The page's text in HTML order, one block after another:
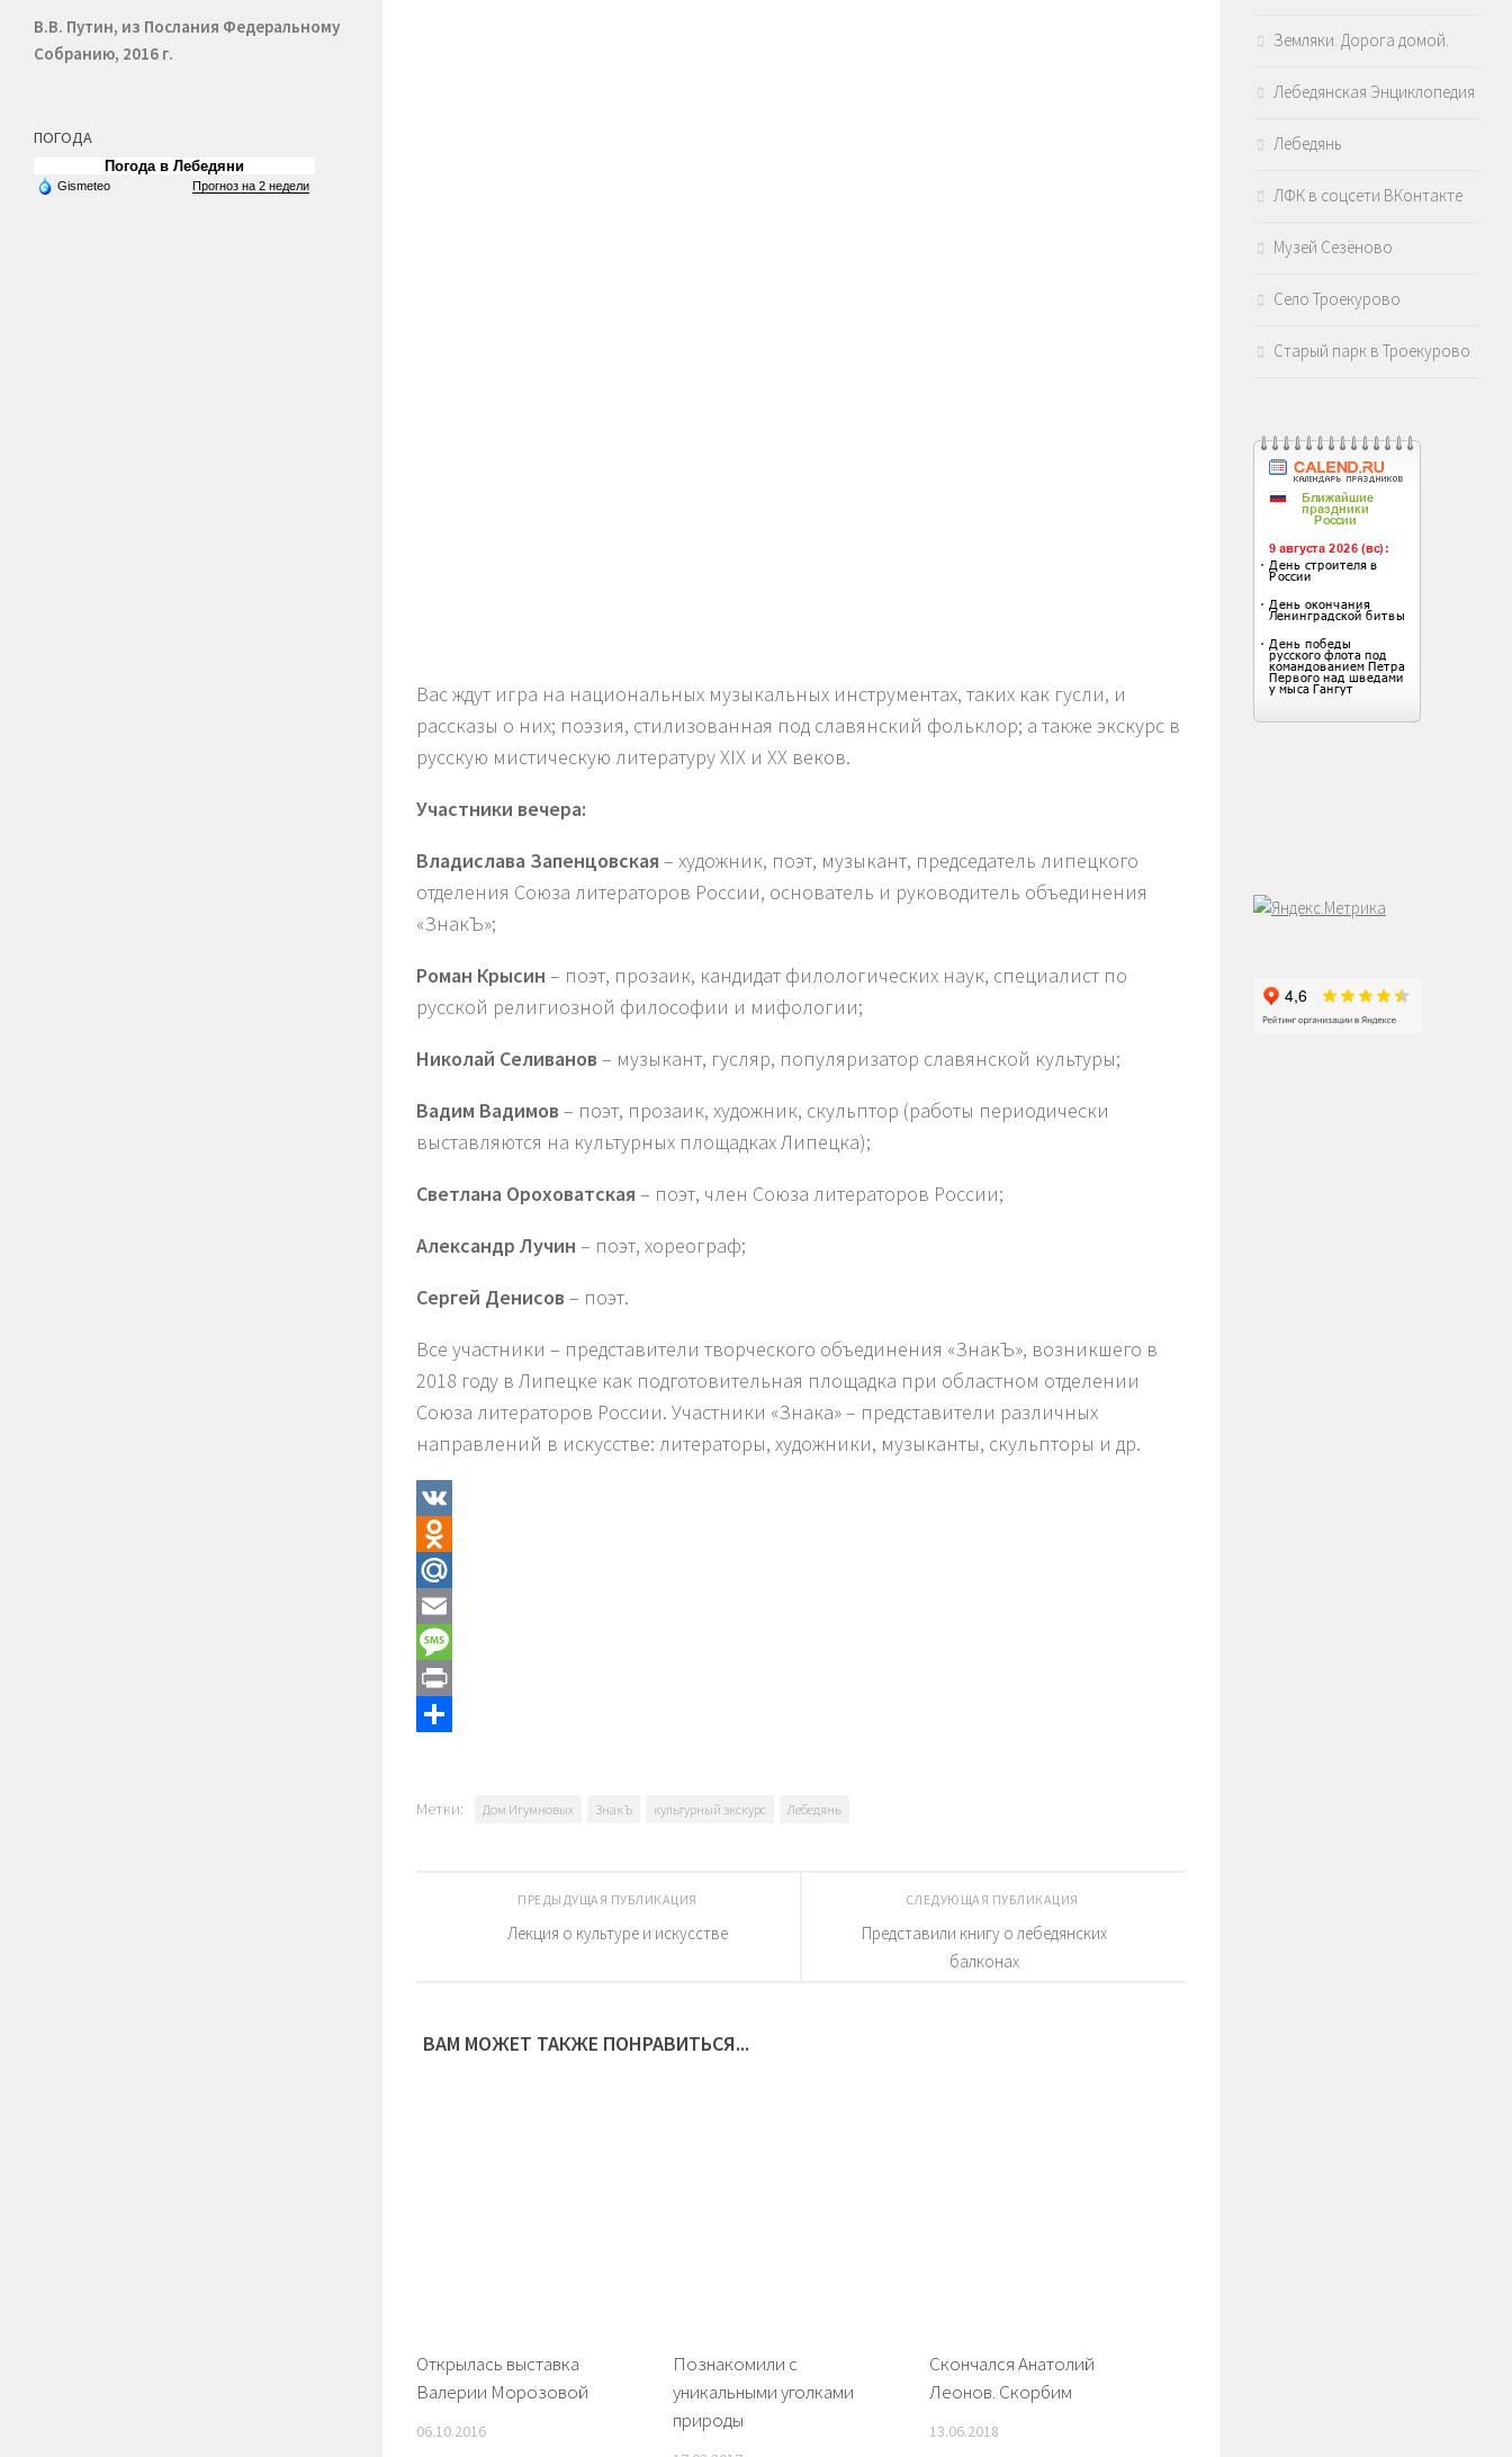
Вас ждут игра на национальных музыкальных инструментах, таких как гусли, и
рассказы о них; поэзия, стилизованная под славянский фольклор; а также экскурс в
русскую мистическую литературу XIX и XX веков.
Участники вечера:
Владислава Запенцовская – художник, поэт, музыкант, председатель липецкого
отделения Союза литераторов России, основатель и руководитель объединения
«ЗнакЪ»;
Роман Крысин – поэт, прозаик, кандидат филологических наук, специалист по
русской религиозной философии и мифологии;
Николай Селиванов – музыкант, гусляр, популяризатор славянской культуры;
Вадим Вадимов – поэт, прозаик, художник, скульптор (работы периодически
выставляются на культурных площадках Липецка);
Светлана Ороховатская – поэт, член Союза литераторов России;
Александр Лучин – поэт, хореограф;
Сергей Денисов – поэт.
Все участники – представители творческого объединения «ЗнакЪ», возникшего в
2018 году в Липецке как подготовительная площадка при областном отделении
Союза литераторов России. Участники «Знака» – представители различных
направлений в искусстве: литераторы, художники, музыканты, скульпторы и др.
VK
Odnoklassniki
Mail.Ru
Email
Message
Print
Метки: Дом Игумновых ЗнакЪ культурный экскурс Лебедянь
СЛЕДУЮЩАЯ ПУБЛИКАЦИЯ
Представили книгу о лебедянских
балконах
ПРЕДЫДУЩАЯ ПУБЛИКАЦИЯ
Лекция о культуре и искусстве
ВАМ МОЖЕТ ТАКЖЕ ПОНРАВИТЬСЯ...
Открылась выставка
Валерии Морозовой
06.10.2016
Познакомили с
уникальными уголками
природы
Скончался Анатолий
Леонов. Скорбим
13.06.2018
В.В. Путин, из Послания Федеральному
Собранию, 2016 г.
ПОГОДА
Погода в Лебедяни
Gismeteo Прогноз на 2 недели
Земляки. Дорога домой.
Лебедянская Энциклопедия
Лебедянь
ЛФК в соцсети ВКонтакте
Музей Сезёново
Село Троекурово
Старый парк в Троекурово